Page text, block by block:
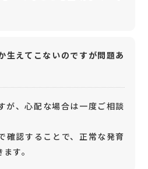
生えてこないのですが問題あ
が、心配な場合は一度ご相談
確認することで、正常な発育
す。